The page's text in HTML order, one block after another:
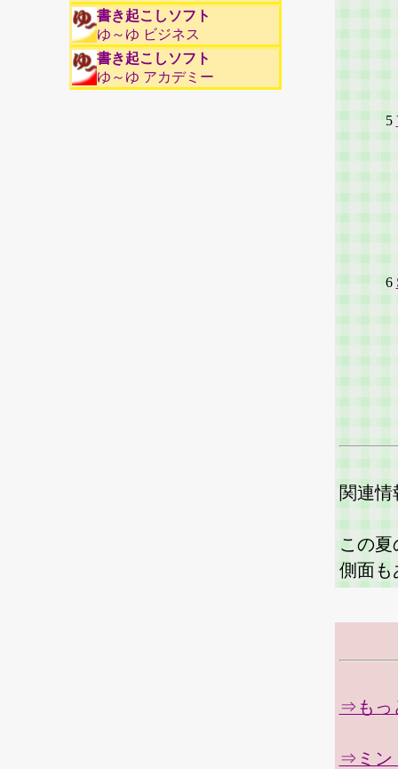
書き起こしソフト
ゆ～ゆ ビジネス
書き起こしソフト
ゆ～ゆ アカデミー
5
6
関連
この
側面も
⇒もっ
⇒ミン